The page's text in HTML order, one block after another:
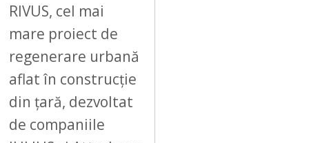
RIVUS, cel mai
mare proiect de
regenerare urbană
aflat în construcție
din țară, dezvoltat
de companiile